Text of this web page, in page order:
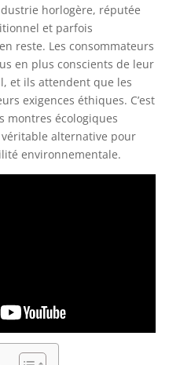
horlogère, réputée
et parfois
reste. Les consommateurs
en plus conscients de leur
et ils attendent que les
exigences éthiques. C’est
montres écologiques
véritable alternative pour
environnementale.